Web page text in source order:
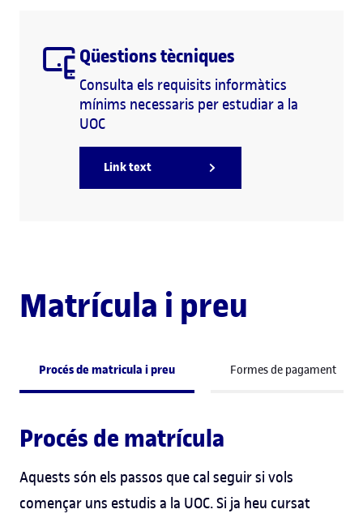
Qüestions tècniques
Consulta els requisits informàtics
mínims necessaris per estudiar a la
UOC
Link text
Matrícula i preu
Procés de matricula i preu Formes de pagament
Procés de matrícula
Aquests són els passos que cal seguir si vols
començar uns estudis a la UOC. Si ja heu cursat